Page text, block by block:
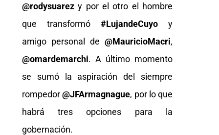
@rodysuarezy por el otro el hombre
que transformó#LujandeCuyo y
amigo personal de@MauricioMacri,
@omardemarchi. A último momento
se sumó la aspiración del siempre
rompedor@JFArmagnague, por lo que
habrá tres opciones para la
gobernación.